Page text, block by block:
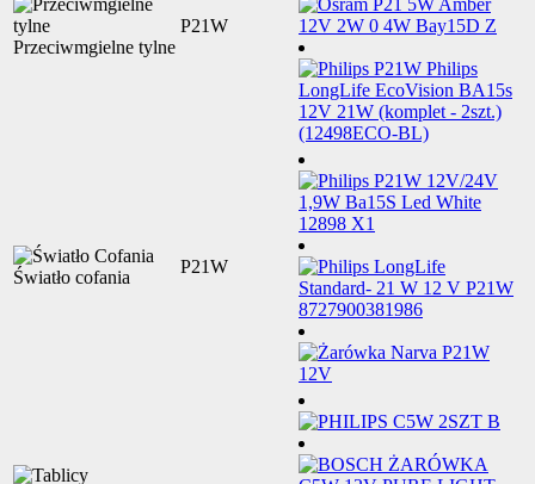
Przeciwmgielne tylne
P21W
Światło cofania
P21W